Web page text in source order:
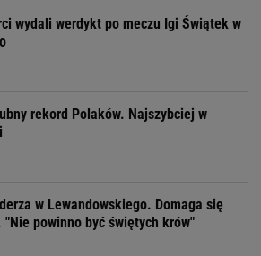
wydali werdykt po meczu Igi Świątek w
rekord Polaków. Najszybciej w
w Lewandowskiego. Domaga się
"Nie powinno być świętych krów"